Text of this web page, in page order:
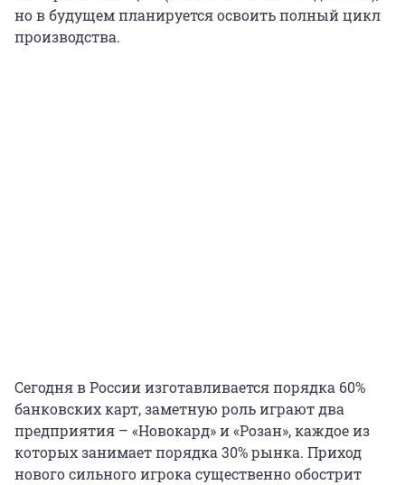
но в будущем планируется освоить полный цикл
производства.
Сегодня в России изготавливается порядка 60%
банковских карт, заметную роль играют два
предприятия – «Новокард» и «Розан», каждое из
которых занимает порядка 30% рынка. Приход
нового сильного игрока существенно обострит